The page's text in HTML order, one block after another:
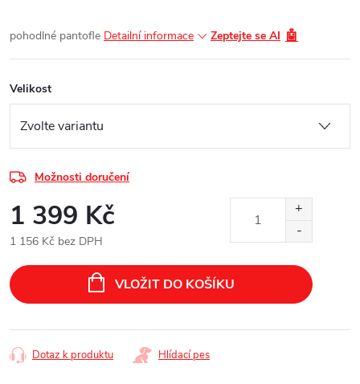
pohodlné pantofle Detailní informace Zeptejte se AI 🤖
Velikost
Možnosti doručení
1 399 Kč
1 156 Kč bez DPH
cena:
VLOŽIT DO KOŠÍKU
Dotaz k produktu Hlídací pes